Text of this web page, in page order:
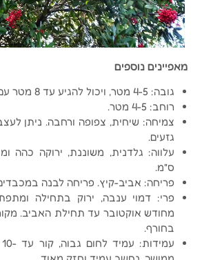
מאפיינים נוספים
גובה: 4-5 מטר, ויכול להגיע עד 8 מטר עם התבגרותו.
רוחב: 4-5 מטר.
צמיחה: שיחית, צפופה ורחבה. ניתן
גזעים.
ס"מ.
פריחה: אביב-קיץ. פריחה לבנה במכבדים
פרי: דמוי ענבה, ירוק בתחילה
מחודש אוקטובר עד תחילת האביב.
בחורף.